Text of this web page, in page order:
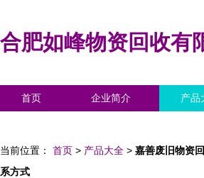
合肥如峰物资回收有
首页 企业简介 产品
当前位置： 首页 > 产品大全 > 嘉善废旧物资
系方式